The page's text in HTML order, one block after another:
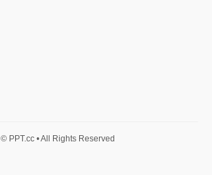
© PPT.cc • All Rights Reserved